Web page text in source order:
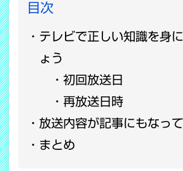
目次
テレビで正しい知識を身
ょう
初回放送日
再放送日時
放送内容が記事にもなっ
まとめ